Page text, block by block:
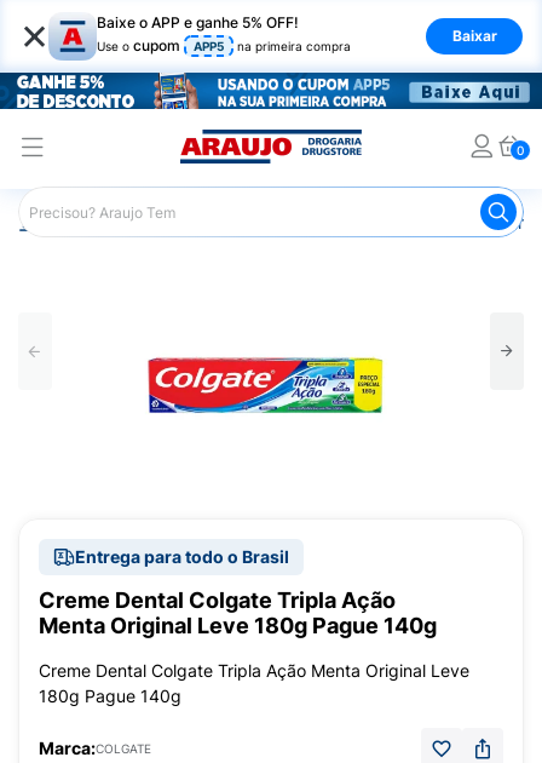
× Baixe o APP e ganhe 5% OFF!
Use o cupom APP5 na primeira compra
Baixar
0
Araujo Higiene Pessoal Pasta de Dente
Entrega para todo o Brasil
Creme Dental Colgate Tripla Ação
Menta Original Leve 180g Pague 140g
Creme Dental Colgate Tripla Ação Menta Original Leve
180g Pague 140g
Marca:COLGATE